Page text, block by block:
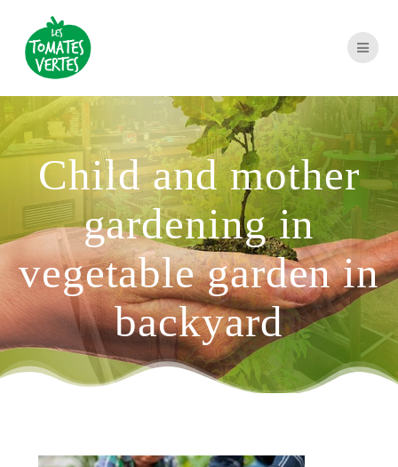
Child and mother
gardening in
vegetable garden in
backyard